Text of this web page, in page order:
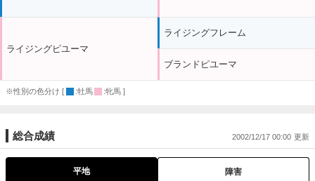
ライジングピユーマ
ライジングフレーム
ブランドピユーマ
※性別の色分け [ :牡馬 :牝馬 ]
総合成績 2002/12/17 00:00
平地 障害